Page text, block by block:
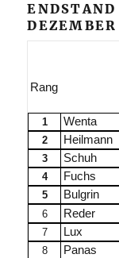
Rang
1 Wenta
2
Heilmann
3
Schuh
4
Fuchs
5
Bulgrin
6
Reder
7
Lux
8
Panas